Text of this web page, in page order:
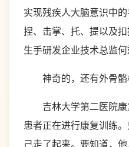
实现残疾人大脑意识中
捏、击掌、托、提以及
生手研发企业技术总监何
神奇的，还有外骨骼
吉林大学第二医院康
患者正在进行康复训练
己走了起来。要知道，